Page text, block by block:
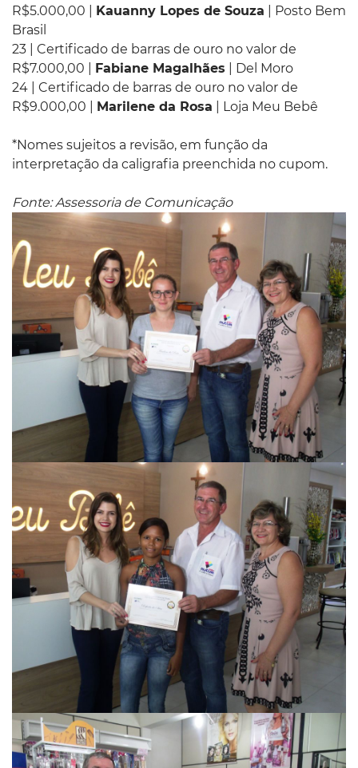
R$5.000,00 | Kauanny Lopes de Souza | Posto Bem
Brasil
23 | Certificado de barras de ouro no valor de
R$7.000,00 | Fabiane Magalhães | Del Moro
24 | Certificado de barras de ouro no valor de
R$9.000,00 | Marilene da Rosa | Loja Meu Bebê
*Nomes sujeitos a revisão, em função da
interpretação da caligrafia preenchida no cupom.
Fonte: Assessoria de Comunicação